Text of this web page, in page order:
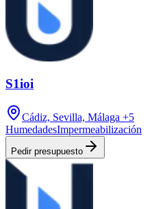
S1ioi
Cádiz, Sevilla, Málaga +5
HumedadesImpermeabilización
Pedir presupuesto